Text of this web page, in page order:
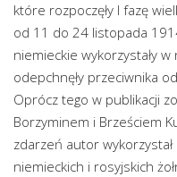
które rozpoczęły I fazę
od 11 do 24 listopada
niemieckie wykorzystały
odepchnęły przeciwnika
Oprócz tego w publikacji
Borzyminem i Brześciem
zdarzeń autor
niemieckich i rosyjskich